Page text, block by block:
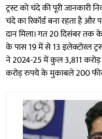
ट्रस्ट को चंदे की पूरी जानकारी
चंदे का रिकॉर्ड बना रहता है और
दान मिला। गत 20 दिसंबर
के पास 19 में से 13 इलेक्टोरल
ने 2024-25 में कुल 3,811 करोड़
करोड़ रुपये के मुकाबले 200